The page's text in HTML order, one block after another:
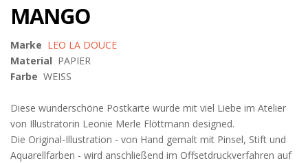
MANGO
Marke LEO LA DOUCE
Material PAPIER
Farbe WEISS
Diese wunderschöne Postkarte wurde mit viel Liebe im Atelier
von Illustratorin Leonie Merle Flöttmann designed.
Die Original-Illustration - von Hand gemalt mit Pinsel, Stift und
Aquarellfarben - wird anschließend im Offsetdruckverfahren auf